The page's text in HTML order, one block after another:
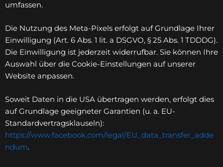
umfassen.
Die Nutzung des Meta-Pixels erfolgt auf Grundlage Ihrer
Einwilligung (Art. 6 Abs. 1 lit. a DSGVO, § 25 Abs. 1 TDDDG).
Die Einwilligung ist jederzeit widerrufbar. Sie können Ihre
Auswahl über die Cookie-Einstellungen auf unserer
Website anpassen.
Soweit Daten in die USA übertragen werden, erfolgt dies
auf Grundlage geeigneter Garantien (u. a. EU-
Standardvertragsklauseln):
https://www.facebook.com/legal/EU_data_transfer_adde
ndum.